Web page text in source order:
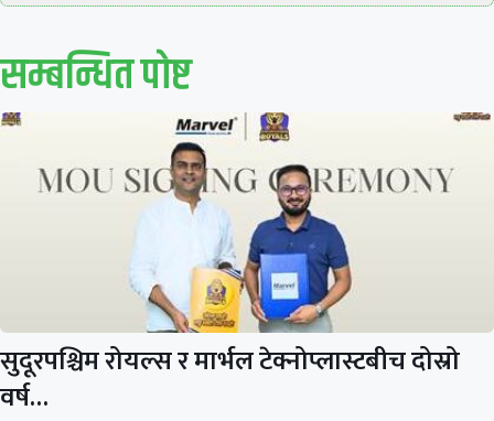
सम्बन्धित पाेष्ट
सुदूरपश्चिम रोयल्स र मार्भल टेक्नोप्लास्टबीच दोस्रो
वर्ष…